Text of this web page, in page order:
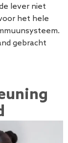
lever niet
het hele
gebracht